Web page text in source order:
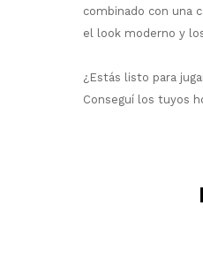
combinado con una
el look moderno y
¿Estás listo para
Conseguí los tuyos